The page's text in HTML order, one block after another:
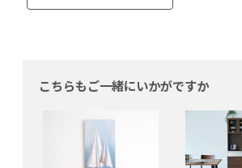
こちらもご一緒にいかがですか